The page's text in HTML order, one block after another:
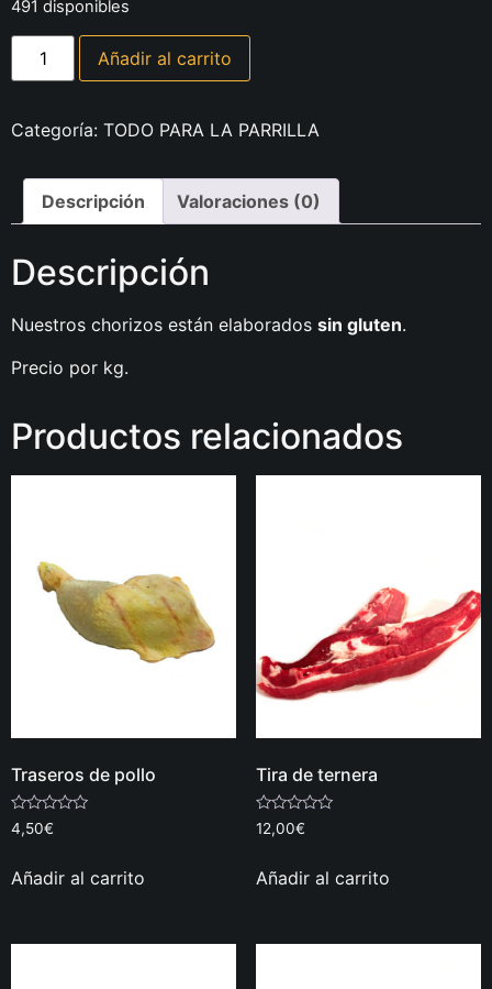
491 disponibles
Añadir al carrito
Categoría: TODO PARA LA PARRILLA
Descripción Valoraciones (0)
Descripción
Nuestros chorizos están elaborados sin gluten.
Precio por kg.
Productos relacionados
Traseros de pollo
Valorado
con
5
4,50€
Añadir al carrito
Tira de ternera
Valorado
con
5
12,00€
Añadir al carrito